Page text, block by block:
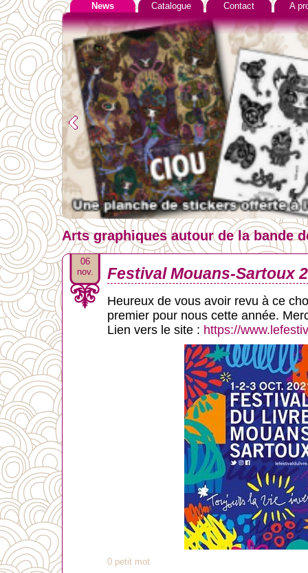
News Catalogue Contact A
Arts graphiques autour de la bande
06
nov.
Festival Mouans-Sartoux
Heureux de vous avoir revu à ce
premier pour nous cette année.
Lien vers le site : https://
0 petit mot